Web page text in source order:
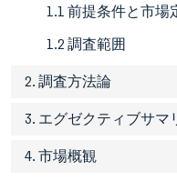
1.1 前提条件と市場
1.2 調査範囲
2. 調査方法論
3. エグゼクティブサマ
4. 市場概観